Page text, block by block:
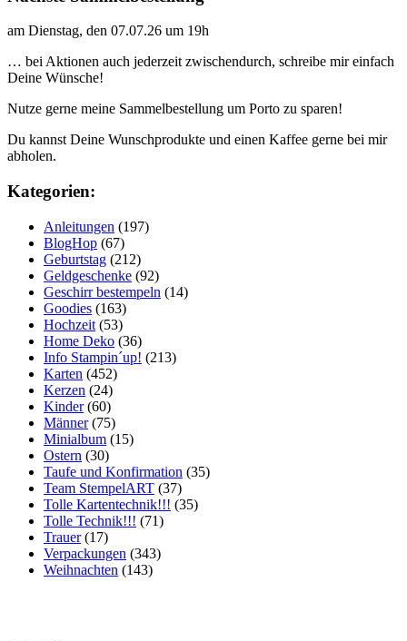
am Dienstag, den 07.07.26 um 19h
… bei Aktionen auch jederzeit zwischendurch, schreibe mir einfach
Deine Wünsche!
Nutze gerne meine Sammelbestellung um Porto zu sparen!
Du kannst Deine Wunschprodukte und einen Kaffee gerne bei mir
abholen.
Kategorien:
Anleitungen (197)
BlogHop (67)
Geburtstag (212)
Geldgeschenke (92)
Geschirr bestempeln (14)
Goodies (163)
Hochzeit (53)
Home Deko (36)
Info Stampin´up! (213)
Karten (452)
Kerzen (24)
Kinder(60)
Männer(75)
Minialbum (15)
Ostern (30)
Taufe und Konfirmation (35)
Team StempelART (37)
Tolle Kartentechnik!!! (35)
Tolle Technik!!! (71)
Trauer(17)
Verpackungen (343)
Weihnachten (143)